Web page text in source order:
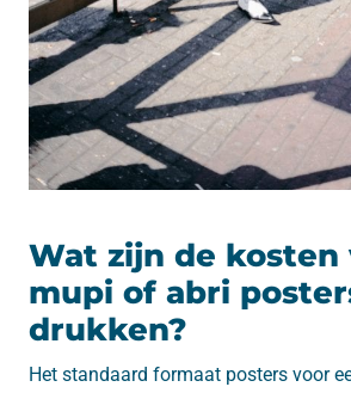
Wat zijn de kosten
mupi of abri
drukken?
Het standaard formaat posters voor